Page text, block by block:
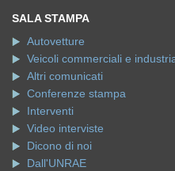
SALA STAMPA
Autovetture
Veicoli commerciali e
Altri comunicati
Conferenze stampa
Interventi
Video interviste
Dicono di noi
Dall'UNRAE